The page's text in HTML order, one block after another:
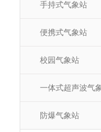
手持式气象站
便携式气象站
校园气象站
一体式超声波气
防爆气象站